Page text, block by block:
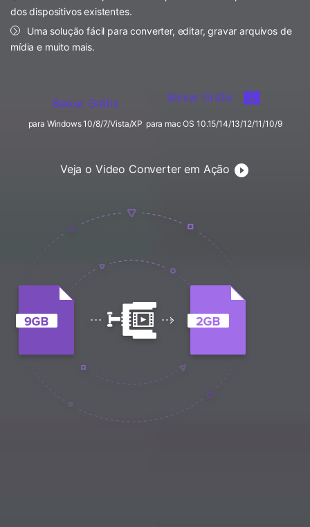
Vídeo/Áudio
Usuários educacionais desfrutam
Usuários de Redes Sociais
Todas as informações que você precisa para usar o
UniConverter.
UniConverter.
Especificaciones Técnicas
suportados pelo UniConverter.
Os produtos e atualizações mais recentes.
Pesquisar
dos dispositivos existentes.
Uma solução fácil para converter, editar, gravar arquivos de
mídia e muito mais.
Baixar Grátis
para Windows 10/8/7/Vista/XP
Baixar Grátis
para mac OS 10.15/14/13/12/11/10/9
Veja o Video Converter em Ação